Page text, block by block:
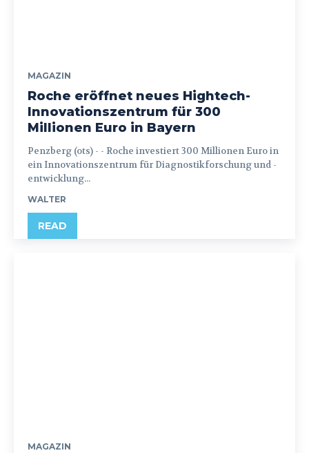
MAGAZIN
Roche eröffnet neues Hightech-
Innovationszentrum für 300
Millionen Euro in Bayern
Penzberg (ots) - - Roche investiert 300 Millionen Euro in
ein Innovationszentrum für Diagnostikforschung und -
entwicklung...
WALTER
READ
MAGAZIN